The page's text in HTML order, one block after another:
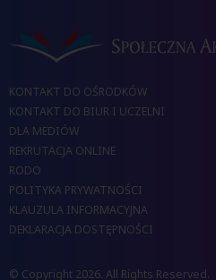
KONTAKT DO OŚRODKÓW
KONTAKT DO BIUR I UCZELNI
DLA MEDIÓW
REKRUTACJA ONLINE
RODO
POLITYKA PRYWATNOŚCI
KLAUZULA INFORMACYJNA
DEKLARACJA DOSTĘPNOŚCI
© Copyright 2026. All Rights Reserved.